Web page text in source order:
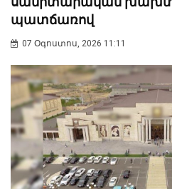
պատճառով
07 Օգոստոս, 2026 11:11